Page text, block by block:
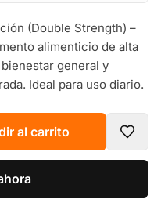
(Double Strength) –
alimenticio de alta
general y
Ideal para uso diario.
al carrito